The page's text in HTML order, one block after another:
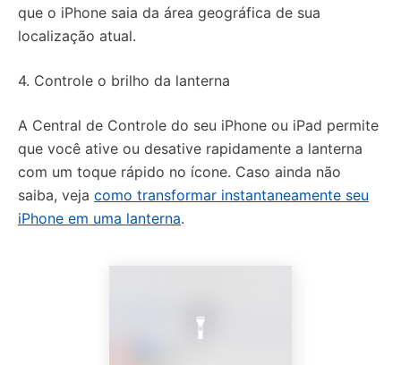
que o iPhone saia da área geográfica de sua
localização atual.
4. Controle o brilho da lanterna
A Central de Controle do seu iPhone ou iPad permite
que você ative ou desative rapidamente a lanterna
com um toque rápido no ícone. Caso ainda não
saiba, veja como transformar instantaneamente seu
iPhone em uma lanterna.